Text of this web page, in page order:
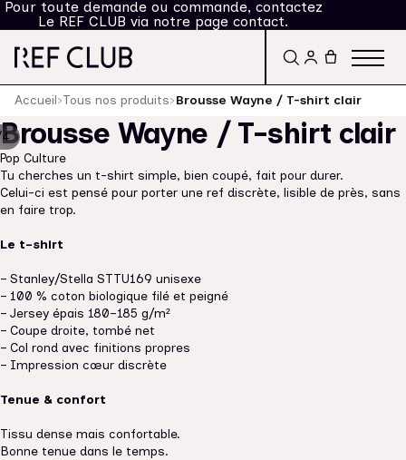
Pour toute demande ou commande, contactez
Le REF CLUB via notre page contact.
Accueil›Tous nos produits›Brousse Wayne / T-shirt clair
4
Brousse Wayne / T-shirt clair
Pop Culture
Tu cherches un t-shirt simple, bien coupé, fait pour durer.
Celui-ci est pensé pour porter une ref discrète, lisible de près, sans
en faire trop.
Le t-shirt
– Stanley/Stella STTU169 unisexe
– 100 % coton biologique filé et peigné
– Jersey épais 180–185 g/m²
– Coupe droite, tombé net
– Col rond avec finitions propres
– Impression cœur discrète
Tenue & confort
Tissu dense mais confortable.
Bonne tenue dans le temps.